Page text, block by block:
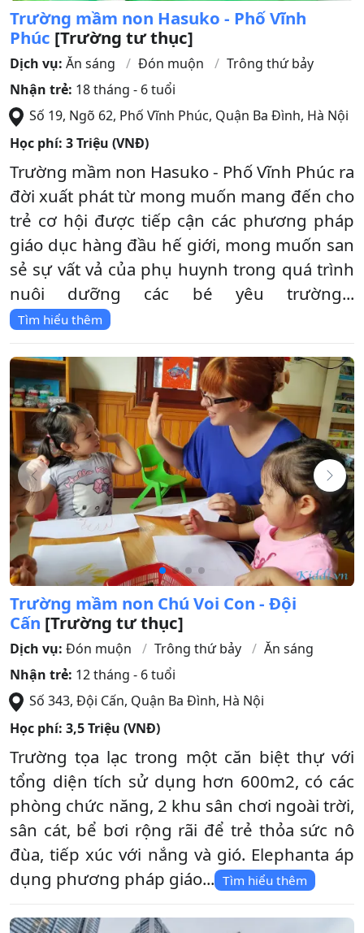
Trường mầm non Hasuko - Phố Vĩnh
Phúc [Trường tư thục]
Dịch vụ: Ăn sáng Đón muộn
Trông thứ bảy
Nhận trẻ: 18 tháng - 6 tuổi
Số 19, Ngõ 62, Phố Vĩnh Phúc, Quận Ba Đình, Hà Nội
Học phí: 3 Triệu (VNĐ)
Trường mầm non Hasuko - Phố Vĩnh Phúc ra
đời xuất phát từ mong muốn mang đến cho
trẻ cơ hội được tiếp cận các phương pháp
giáo dục hàng đầu hế giới, mong muốn san
sẻ sự vất vả của phụ huynh trong quá trình
nuôi dưỡng các bé yêu trường...
Tìm hiểu thêm
Trường mầm non Chú Voi Con - Đội
Cấn [Trường tư thục]
Dịch vụ: Đón muộn Trông thứ bảy
Ăn sáng
Nhận trẻ: 12 tháng - 6 tuổi
Số 343, Đội Cấn, Quận Ba Đình, Hà Nội
Học phí: 3,5 Triệu (VNĐ)
Trường tọa lạc trong một căn biệt thự với
tổng diện tích sử dụng hơn 600m2, có các
phòng chức năng, 2 khu sân chơi ngoài trời,
sân cát, bể bơi rộng rãi để trẻ thỏa sức nô
đùa, tiếp xúc với nắng và gió. Elephanta áp
dụng phương pháp giáo... Tìm hiểu thêm